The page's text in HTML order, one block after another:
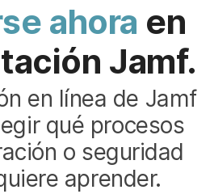
ahora en
Jamf.
en línea de Jamf
qué procesos
o seguridad
aprender.